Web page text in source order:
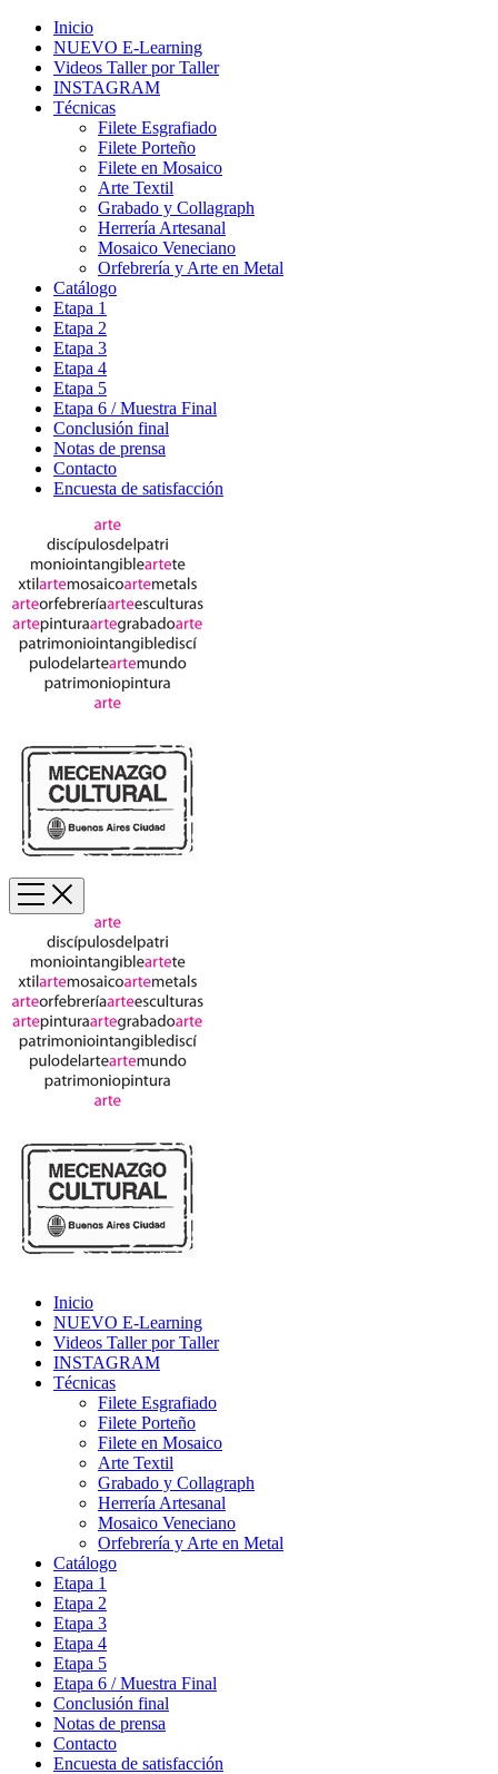
Inicio
NUEVO E-Learning
Videos Taller por Taller
INSTAGRAM
Técnicas
Filete Esgrafiado
Filete Porteño
Filete en Mosaico
Arte Textil
Grabado y Collagraph
Herrería Artesanal
Mosaico Veneciano
Orfebrería y Arte en Metal
Catálogo
Etapa 1
Etapa 2
Etapa 3
Etapa 4
Etapa 5
Etapa 6 / Muestra Final
Conclusión final
Notas de prensa
Contacto
Encuesta de satisfacción
Inicio
NUEVO E-Learning
Videos Taller por Taller
INSTAGRAM
Técnicas
Filete Esgrafiado
Filete Porteño
Filete en Mosaico
Arte Textil
Grabado y Collagraph
Herrería Artesanal
Mosaico Veneciano
Orfebrería y Arte en Metal
Catálogo
Etapa 1
Etapa 2
Etapa 3
Etapa 4
Etapa 5
Etapa 6 / Muestra Final
Conclusión final
Notas de prensa
Contacto
Encuesta de satisfacción